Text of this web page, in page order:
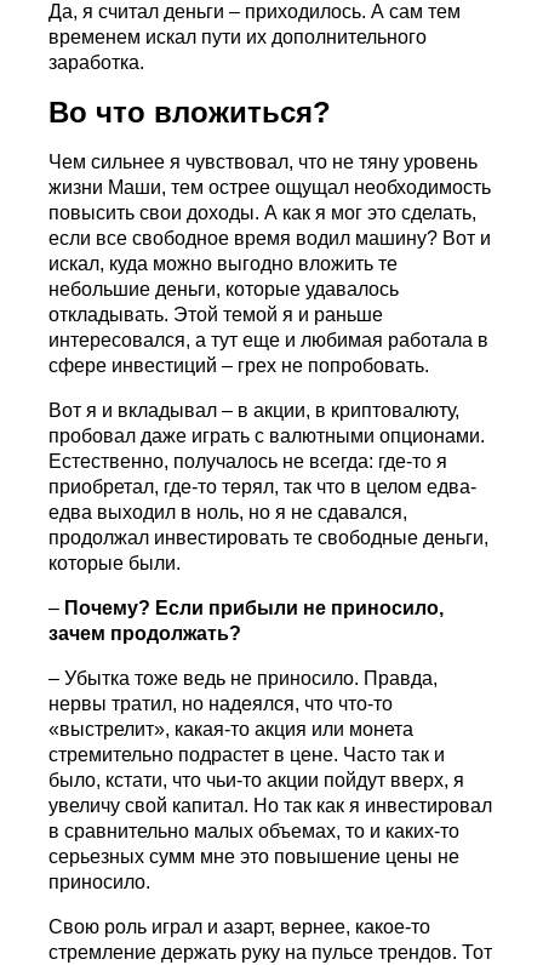
Да, я считал деньги – приходилось. А сам тем
временем искал пути их дополнительного
заработка.
Во что вложиться?
Чем сильнее я чувствовал, что не тяну уровень
жизни Маши, тем острее ощущал необходимость
повысить свои доходы. А как я мог это сделать,
если все свободное время водил машину? Вот и
искал, куда можно выгодно вложить те
небольшие деньги, которые удавалось
откладывать. Этой темой я и раньше
интересовался, а тут еще и любимая работала в
сфере инвестиций – грех не попробовать.
Вот я и вкладывал – в акции, в криптовалюту,
пробовал даже играть с валютными опционами.
Естественно, получалось не всегда: где-то я
приобретал, где-то терял, так что в целом едва-
едва выходил в ноль, но я не сдавался,
продолжал инвестировать те свободные деньги,
которые были.
– Почему? Если прибыли не приносило,
зачем продолжать?
– Убытка тоже ведь не приносило. Правда,
нервы тратил, но надеялся, что что-то
«выстрелит», какая-то акция или монета
стремительно подрастет в цене. Часто так и
было, кстати, что чьи-то акции пойдут вверх, я
увеличу свой капитал. Но так как я инвестировал
в сравнительно малых объемах, то и каких-то
серьезных сумм мне это повышение цены не
приносило.
Свою роль играл и азарт, вернее, какое-то
стремление держать руку на пульсе трендов. Тот